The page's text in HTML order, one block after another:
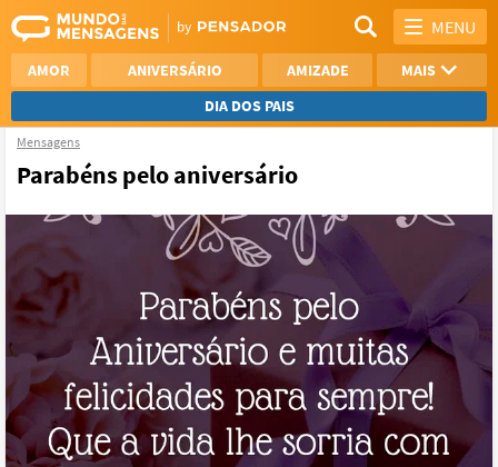
MENU
AMOR ANIVERSÁRIO AMIZADE
MAIS
DIA DOS PAIS
REFLEXÃO
Mensagens
Parabéns pelo aniversário